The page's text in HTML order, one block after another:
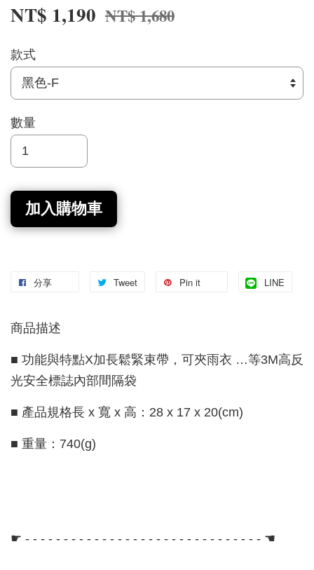
NT$ 1,190 NT$ 1,680
款式
數量
加入購物車
分享 Tweet Pin it LINE
商品描述
■ 功能與特點X加長鬆緊束帶，可夾雨衣 …等3M高反
光安全標誌內部間隔袋
■ 產品規格長 x 寬 x 高：28 x 17 x 20(cm)
■ 重量：740(g)
☛ - - - - - - - - - - - - - - - - - - - - - - - - - - - - - - - ☚